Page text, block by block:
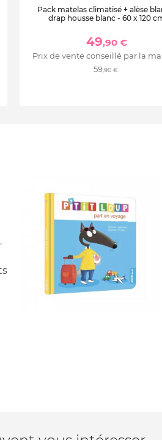
Pack matelas climatisé + alèse
drap housse blanc - 60 x 120
49,90 €
Prix de vente conseillé par la
59,90 €